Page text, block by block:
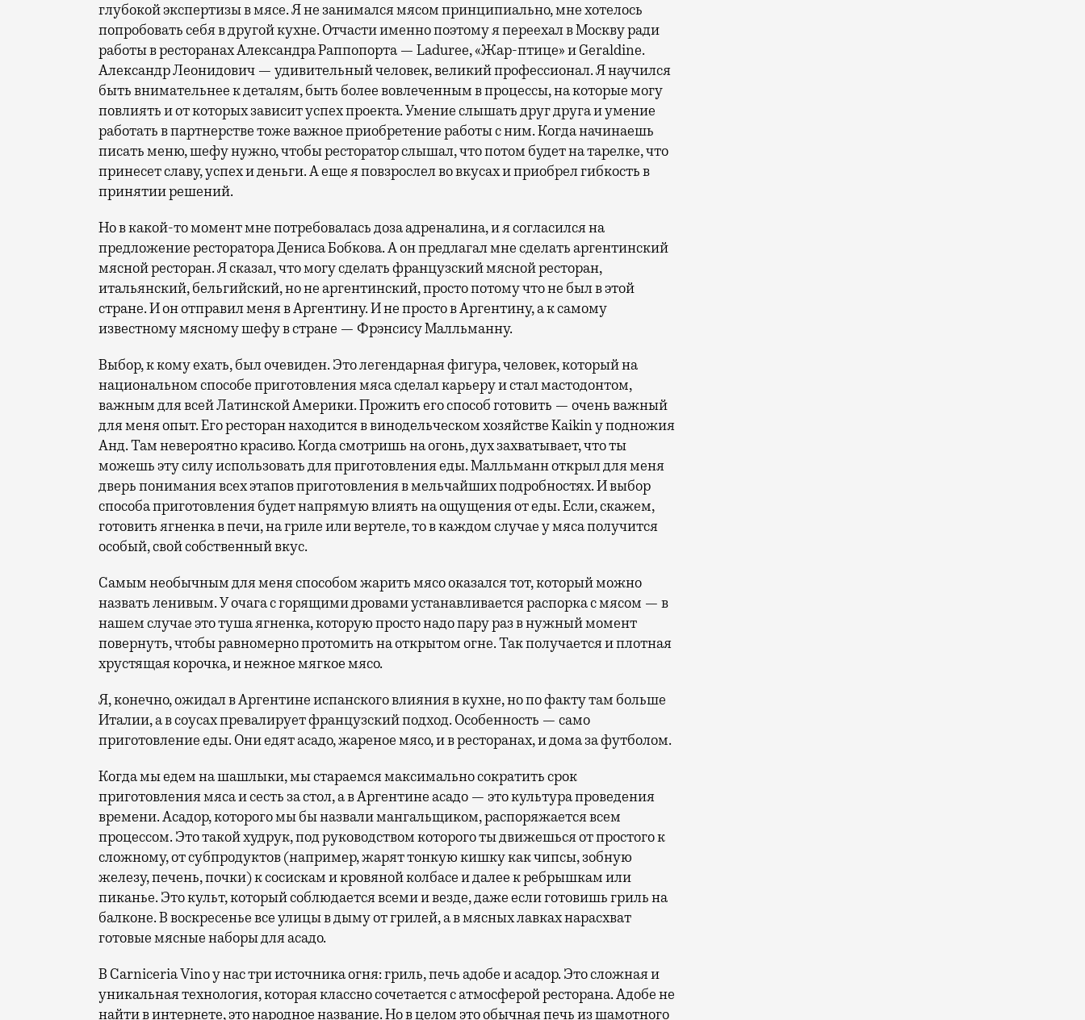
глубокой экспертизы в мясе. Я не занимался мясом принципиально, мне хотелось
попробовать себя в другой кухне. Отчасти именно поэтому я переехал в Москву ради
работы в ресторанах Александра Раппопорта — Laduree, «Жар-птице» и Geraldine.
Александр Леонидович — удивительный человек, великий профессионал. Я научился
быть внимательнее к деталям, быть более вовлеченным в процессы, на которые могу
повлиять и от которых зависит успех проекта. Умение слышать друг друга и умение
работать в партнерстве тоже важное приобретение работы с ним. Когда начинаешь
писать меню, шефу нужно, чтобы ресторатор слышал, что потом будет на тарелке, что
принесет славу, успех и деньги. А еще я повзрослел во вкусах и приобрел гибкость в
принятии решений.
Но в какой-то момент мне потребовалась доза адреналина, и я согласился на
предложение ресторатора Дениса Бобкова. А он предлагал мне сделать аргентинский
мясной ресторан. Я сказал, что могу сделать французский мясной ресторан,
итальянский, бельгийский, но не аргентинский, просто потому что не был в этой
стране. И он отправил меня в Аргентину. И не просто в Аргентину, а к самому
известному мясному шефу в стране — Фрэнсису Малльманну.
Выбор, к кому ехать, был очевиден. Это легендарная фигура, человек, который на
национальном способе приготовления мяса сделал карьеру и стал мастодонтом,
важным для всей Латинской Америки. Прожить его способ готовить — очень важный
для меня опыт. Его ресторан находится в винодельческом хозяйстве Kaikin у подножия
Анд. Там невероятно красиво. Когда смотришь на огонь, дух захватывает, что ты
можешь эту силу использовать для приготовления еды. Малльманн открыл для меня
дверь понимания всех этапов приготовления в мельчайших подробностях. И выбор
способа приготовления будет напрямую влиять на ощущения от еды. Если, скажем,
готовить ягненка в печи, на гриле или вертеле, то в каждом случае у мяса получится
особый, свой собственный вкус.
Самым необычным для меня способом жарить мясо оказался тот, который можно
назвать ленивым. У очага с горящими дровами устанавливается распорка с мясом — в
нашем случае это туша ягненка, которую просто надо пару раз в нужный момент
повернуть, чтобы равномерно протомить на открытом огне. Так получается и плотная
хрустящая корочка, и нежное мягкое мясо.
Я, конечно, ожидал в Аргентине испанского влияния в кухне, но по факту там больше
Италии, а в соусах превалирует французский подход. Особенность — само
приготовление еды. Они едят асадо, жареное мясо, и в ресторанах, и дома за футболом.
Когда мы едем на шашлыки, мы стараемся максимально сократить срок
приготовления мяса и сесть за стол, а в Аргентине асадо — это культура проведения
времени. Асадор, которого мы бы назвали мангальщиком, распоряжается всем
процессом. Это такой худрук, под руководством которого ты движешься от простого к
сложному, от субпродуктов (например, жарят тонкую кишку как чипсы, зобную
железу, печень, почки) к сосискам и кровяной колбасе и далее к ребрышкам или
пиканье. Это культ, который соблюдается всеми и везде, даже если готовишь гриль на
балконе. В воскресенье все улицы в дыму от грилей, а в мясных лавках нарасхват
готовые мясные наборы для асадо.
В Carniceria Vino у нас три источника огня: гриль, печь адобе и асадор. Это сложная и
уникальная технология, которая классно сочетается с атмосферой ресторана. Адобе не
найти в интернете, это народное название. Но в целом это обычная печь из шамотного